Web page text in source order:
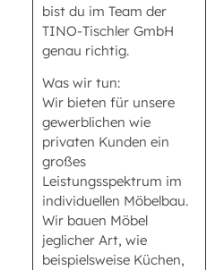
bist du im Team der
TINO-Tischler GmbH
genau richtig.
Was wir tun:
Wir bieten für unsere
gewerblichen wie
privaten Kunden ein
großes
Leistungsspektrum im
individuellen Möbelbau.
Wir bauen Möbel
jeglicher Art, wie
beispielsweise Küchen,